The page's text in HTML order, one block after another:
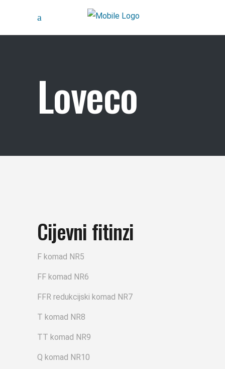
Loveco
Cijevni fitinzi
F komad NR5
FF komad NR6
FFR redukcijski komad NR7
T komad NR8
TT komad NR9
Q komad NR10